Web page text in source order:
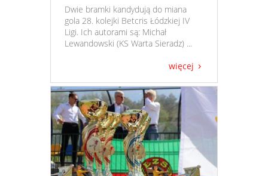
​ Dwie bramki kandydują do miana
gola 28. kolejki Betcris Łódzkiej IV
Ligi. Ich autorami są: Michał
Lewandowski (KS Warta Sieradz) ...
więcej